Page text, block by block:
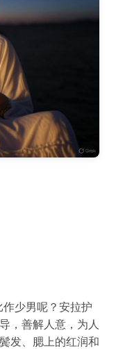
少男呢？安拉护
，善解人意，为人
发、腮上的红润和